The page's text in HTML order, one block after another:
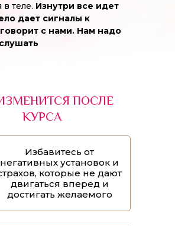
теле. Изнутри все идет
дает сигналы к
с нами. Нам надо
Избавитесь от
негативных установок и
которые не дают
двигаться вперед и
достигать желаемого
ПОСЛЕ
КУРСА